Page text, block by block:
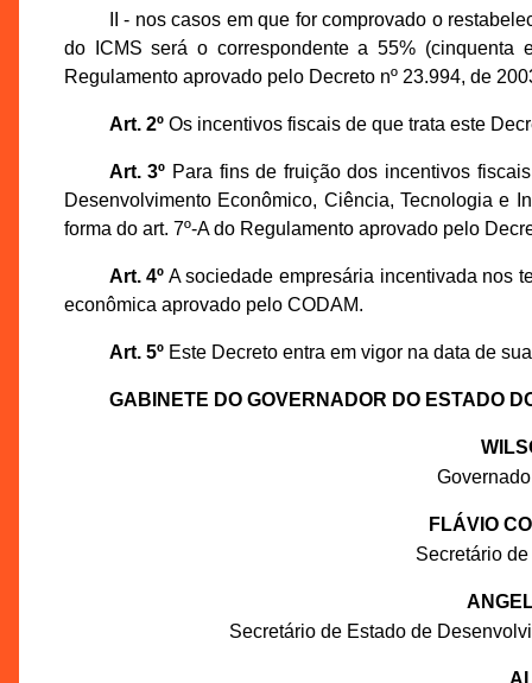
II - nos casos em que for comprovado o
do ICMS será o correspondente a 55%
Regulamento aprovado pelo Decreto nº 23.994, de
Art. 2ºOs incentivos fiscais de que trata este
Art. 3º Para fins de fruição dos incentivos
Desenvolvimento Econômico, Ciência, Tecnologia e
forma do art. 7º-A do Regulamento aprovado pelo
Art. 4º A sociedade empresária incentivada nos
econômica aprovado pelo CODAM.
Art. 5ºEste Decreto entra em vigor na data de
GABINETE DO GOVERNADOR DO ESTADO
FLÁVIO
Secretário
Secretário de Estado de